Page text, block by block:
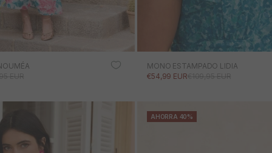
NORMAL
EUR
MONO ESTAMPADO LIDIA
PRECIO DE OFERTA
€54,99 EURPRECIO NORMAL
€109,95 EUR
AHORRA 40%